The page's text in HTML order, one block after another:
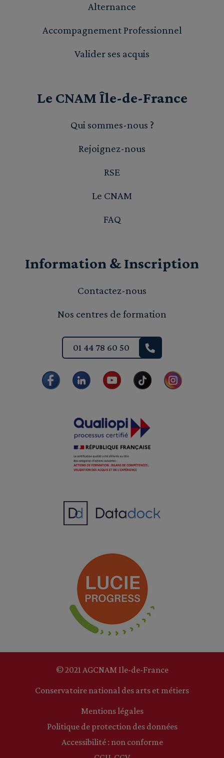
Alternance
Accompagnement Professionnel
Valider ses acquis
Le CNAM Île-de-France
Qui sommes-nous ?
Rejoignez-nous
RSE
Le CNAM
FAQ
Information & Inscription
Contactez-nous
Nos centres de formation
01 44 78 60 50
© 2021 AGCNAM Ile-de-France
Conservatoire national des arts et métiers
Mentions légales
Politique de protection des données
Accessibilité : non conforme